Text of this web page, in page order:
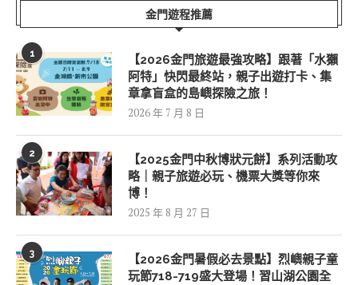
金門遊程推薦
1
【2026金門旅遊最強攻略】跟著「水獺
阿特」快閃最終站，親子出遊打卡、集
章拿盲盒的島嶼探險之旅！
2026 年 7 月 8 日
2
【2025金門中秋博狀元餅】系列活動攻
略｜親子旅遊必玩、機票大獎等你來
博！
2025 年 8 月 27 日
3
【2026金門暑假必去景點】烈嶼親子童
玩節718-719盛大登場！習山湖公園全